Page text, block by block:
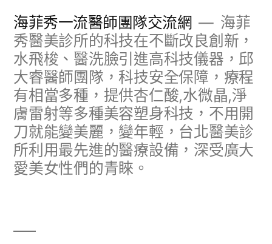
海菲秀一流醫師團隊交流網
海菲
秀醫美診所的科技在不斷改良創新，
水飛梭、醫洗臉引進高科技儀器，邱
大睿醫師團隊，科技安全保障，療程
有相當多種，提供杏仁酸,水微晶,淨
膚雷射等多種美容塑身科技，不用開
刀就能變美麗，變年輕，台北醫美診
所利用最先進的醫療設備，深受廣大
愛美女性們的青睞。